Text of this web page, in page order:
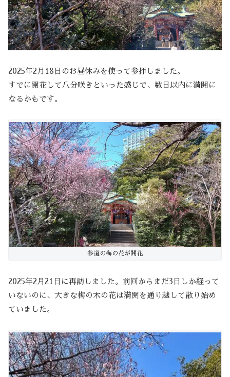
2025年2月18日のお昼休みを使って参拝しました。
すでに開花して八分咲きといった感じで、数日以内に満開に
なるかもです。
参道の梅の花が開花
2025年2月21日に再訪しました。前回からまだ3日しか経って
いないのに、大きな梅の木の花は満開を通り越して散り始め
ていました。